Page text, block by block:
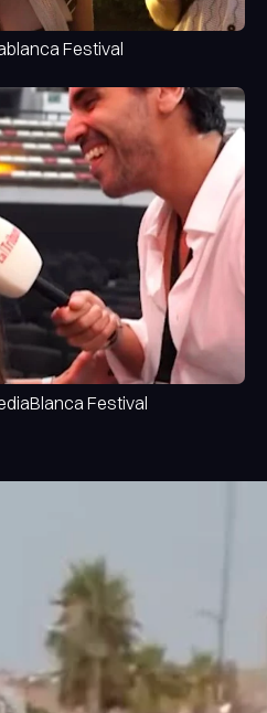
Festival
Festival